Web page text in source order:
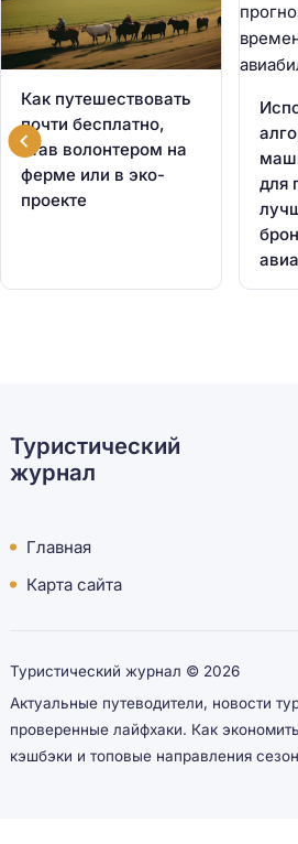
Как путешествовать
почти бесплатно,
став волонтером на
ферме или в эко-
проекте
для
Туристический
журнал
Главная
Карта сайта
Туристический журнал © 2026
Актуальные путеводители, новости
проверенные лайфхаки. Как
кэшбэки и топовые направления